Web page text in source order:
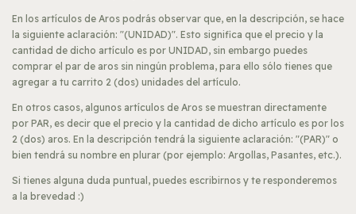
En los artículos de Aros podrás observar que, en la descripción, se hace
la siguiente aclaración: "(UNIDAD)". Esto significa que el precio y la
cantidad de dicho artículo es por UNIDAD, sin embargo puedes
comprar el par de aros sin ningún problema, para ello sólo tienes que
agregar a tu carrito 2 (dos) unidades del artículo.
En otros casos, algunos artículos de Aros se muestran directamente
por PAR, es decir que el precio y la cantidad de dicho artículo es por los
2 (dos) aros. En la descripción tendrá la siguiente aclaración: "(PAR)" o
bien tendrá su nombre en plurar (por ejemplo: Argollas, Pasantes, etc.).
Si tienes alguna duda puntual, puedes escribirnos y te responderemos
a la brevedad :)